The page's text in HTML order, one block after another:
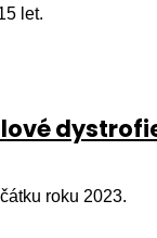
let.
roku 2023.